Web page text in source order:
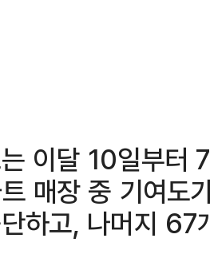
이달 10일부터
매장 중 기여도
하고, 나머지